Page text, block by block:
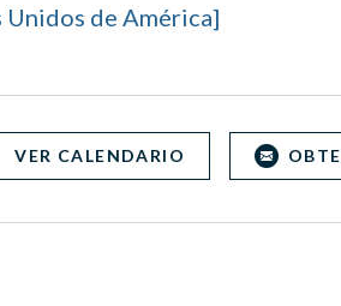
de América]
VER CALENDARIO